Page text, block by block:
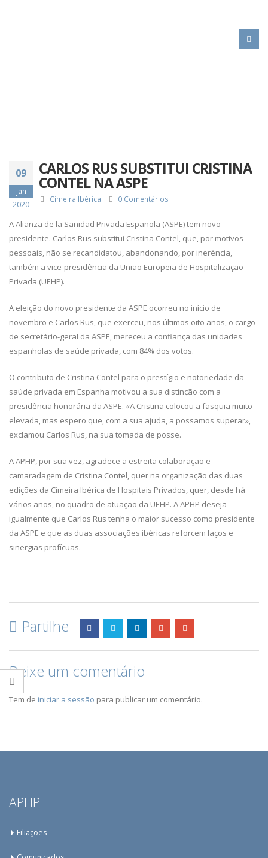
09
jan
2020
CARLOS RUS SUBSTITUI CRISTINA
CONTEL NA ASPE
Cimeira Ibérica 0 Comentários
A Alianza de la Sanidad Privada Española (ASPE) tem novo
presidente. Carlos Rus substitui Cristina Contel, que, por motivos
pessoais, não se recandidatou, abandonando, por inerência,
também a vice-presidência da União Europeia de Hospitalização
Privada (UEHP).
A eleição do novo presidente da ASPE ocorreu no início de
novembro e Carlos Rus, que exerceu, nos últimos oito anos, o cargo
de secretário-geral da ASPE, mereceu a confiança das unidades
espanholas de saúde privada, com 84% dos votos.
O contributo de Cristina Contel para o prestígio e notoriedade da
saúde privada em Espanha motivou a sua distinção com a
presidência honorária da ASPE. «A Cristina colocou a fasquia muito
elevada, mas espero que, com a sua ajuda, a possamos superar»,
exclamou Carlos Rus, na sua tomada de posse.
A APHP, por sua vez, agradece a estreita colaboração e
camaradagem de Cristina Contel, quer na organização das duas
edições da Cimeira Ibérica de Hospitais Privados, quer, desde há
vários anos, no quadro de atuação da UEHP. A APHP deseja
igualmente que Carlos Rus tenha o maior sucesso como presidente
da ASPE e que as duas associações ibéricas reforcem laços e
sinergias profícuas.
Partilhe
Deixe um comentário
Tem de iniciar a sessão para publicar um comentário.
APHP
Filiações